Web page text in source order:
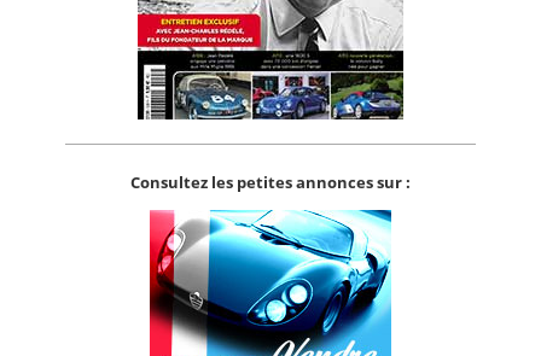
Consultez les petites annonces sur :